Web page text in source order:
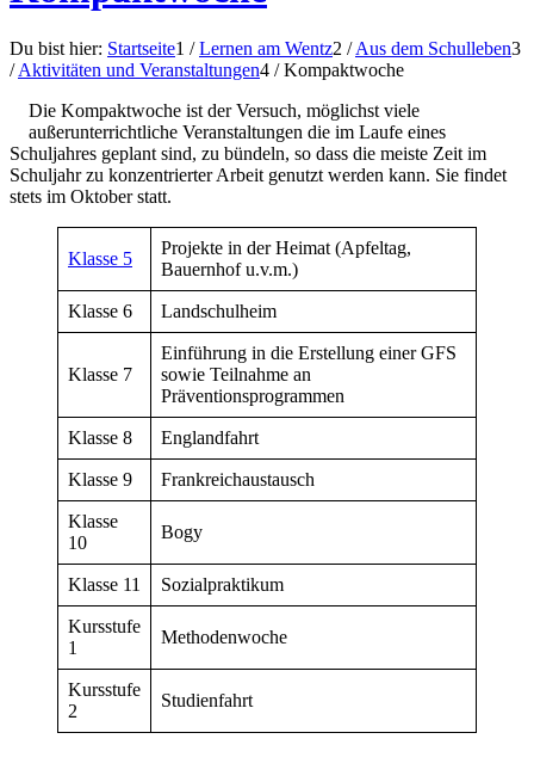
Du bist hier: Startseite1 / Lernen am Wentz2 / Aus dem Schulleben3
/ Aktivitäten und Veranstaltungen4 / Kompaktwoche
Die Kompaktwoche ist der Versuch, möglichst viele
außerunterrichtliche Veranstaltungen die im Laufe eines
Schuljahres geplant sind, zu bündeln, so dass die meiste Zeit im
Schuljahr zu konzentrierter Arbeit genutzt werden kann. Sie findet
stets im Oktober statt.
Klasse 5
Projekte in der Heimat (Apfeltag,
Bauernhof u.v.m.)
Klasse 6 Landschulheim
Klasse 7
Einführung in die Erstellung einer GFS
sowie Teilnahme an
Präventionsprogrammen
Klasse 8 Englandfahrt
Klasse 9 Frankreichaustausch
Klasse
10
Bogy
Klasse 11 Sozialpraktikum
Kursstufe
1
Methodenwoche
Kursstufe
2
Studienfahrt